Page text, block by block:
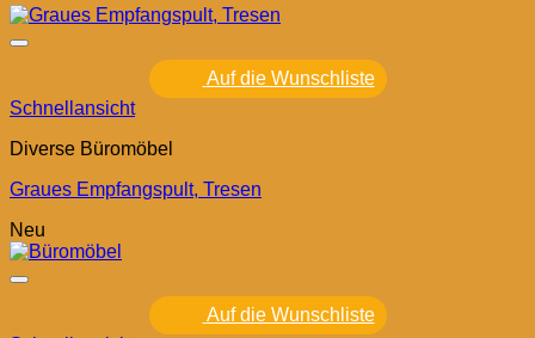
Auf die Wunschliste
Schnellansicht
Diverse Büromöbel
Graues Empfangspult, Tresen
Neu
Auf die Wunschliste